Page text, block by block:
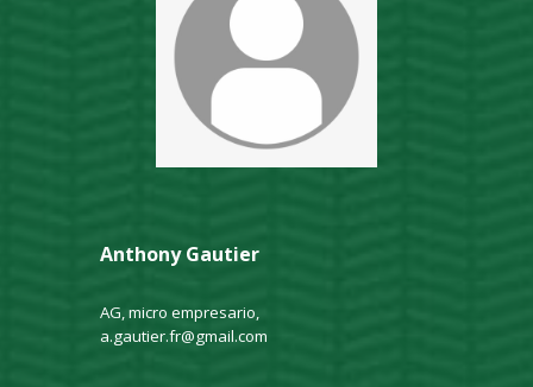
Anthony Gautier
AG, micro empresario,
a.gautier.fr@gmail.com